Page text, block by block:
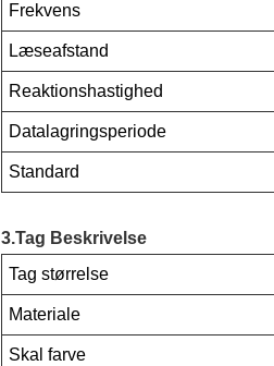
Frekvens
Læseafstand
Reaktionshastighed
Datalagringsperiode
Standard
3.Tag Beskrivelse
Tag størrelse
Materiale
Skal farve